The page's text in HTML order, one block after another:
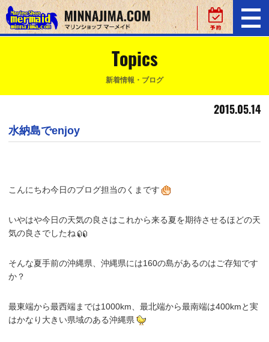
Topics
新着情報・ブログ
2015.05.14
水納島でenjoy
こんにちわ今日のブログ担当のくまです
いやはや今日の天気の良さはこれから来る夏を期待させるほどの天
気の良さでしたね
そんな夏手前の沖縄県、沖縄県には160の島があるのはご存知です
か？
最東端から最西端までは1000km、最北端から最南端は400kmと実
はかなり大きい県域のある沖縄県